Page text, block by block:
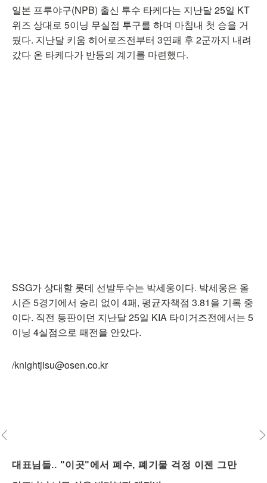
일본 프루야구(NPB) 출신 투수 타케다는 지난달 25일 KT
위즈 상대로 5이닝 무실점 투구를 하며 마침내 첫 승을 거
뒀다. 지난달 키움 히어로즈전부터 3연패 후 2군까지 내려
갔다 온 타케다가 반등의 계기를 마련했다.
SSG가 상대할 롯데 선발투수는 박세웅이다. 박세웅은 올
시즌 5경기에서 승리 없이 4패, 평균자책점 3.81을 기록 중
이다. 직전 등판이던 지난달 25일 KIA 타이거즈전에서는 5
이닝 4실점으로 패전을 안았다.
/knightjisu@osen.co.kr